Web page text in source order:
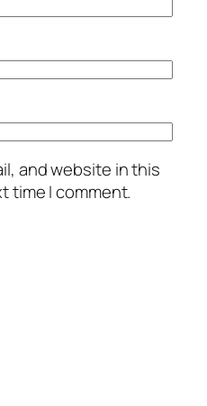
and website in this
time I comment.